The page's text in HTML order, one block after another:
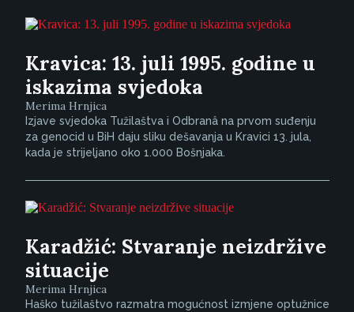
Kravica: 13. juli 1995. godine u
iskazima svjedoka
Merima Hrnjica
Izjave svjedoka Tužilaštva i Odbranâ na prvom suđenju
za genocid u BiH daju sliku dešavanja u Kravici 13. jula,
kada je strijeljano oko 1.000 Bošnjaka.
Karadžić: Stvaranje neizdržive
situacije
Merima Hrnjica
Haško tužilaštvo razmatra mogućnost izmjene optužnice